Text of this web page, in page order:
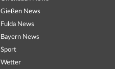
Gießen News
Fulda News
Bayern News
Sport
Wetter